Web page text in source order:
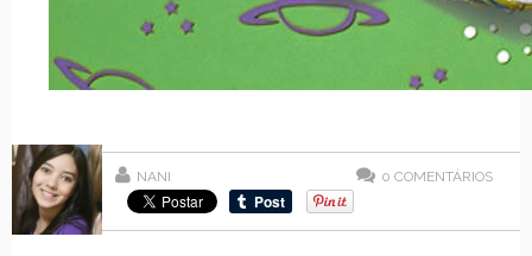
NANI 0 COMENTÁRIOS